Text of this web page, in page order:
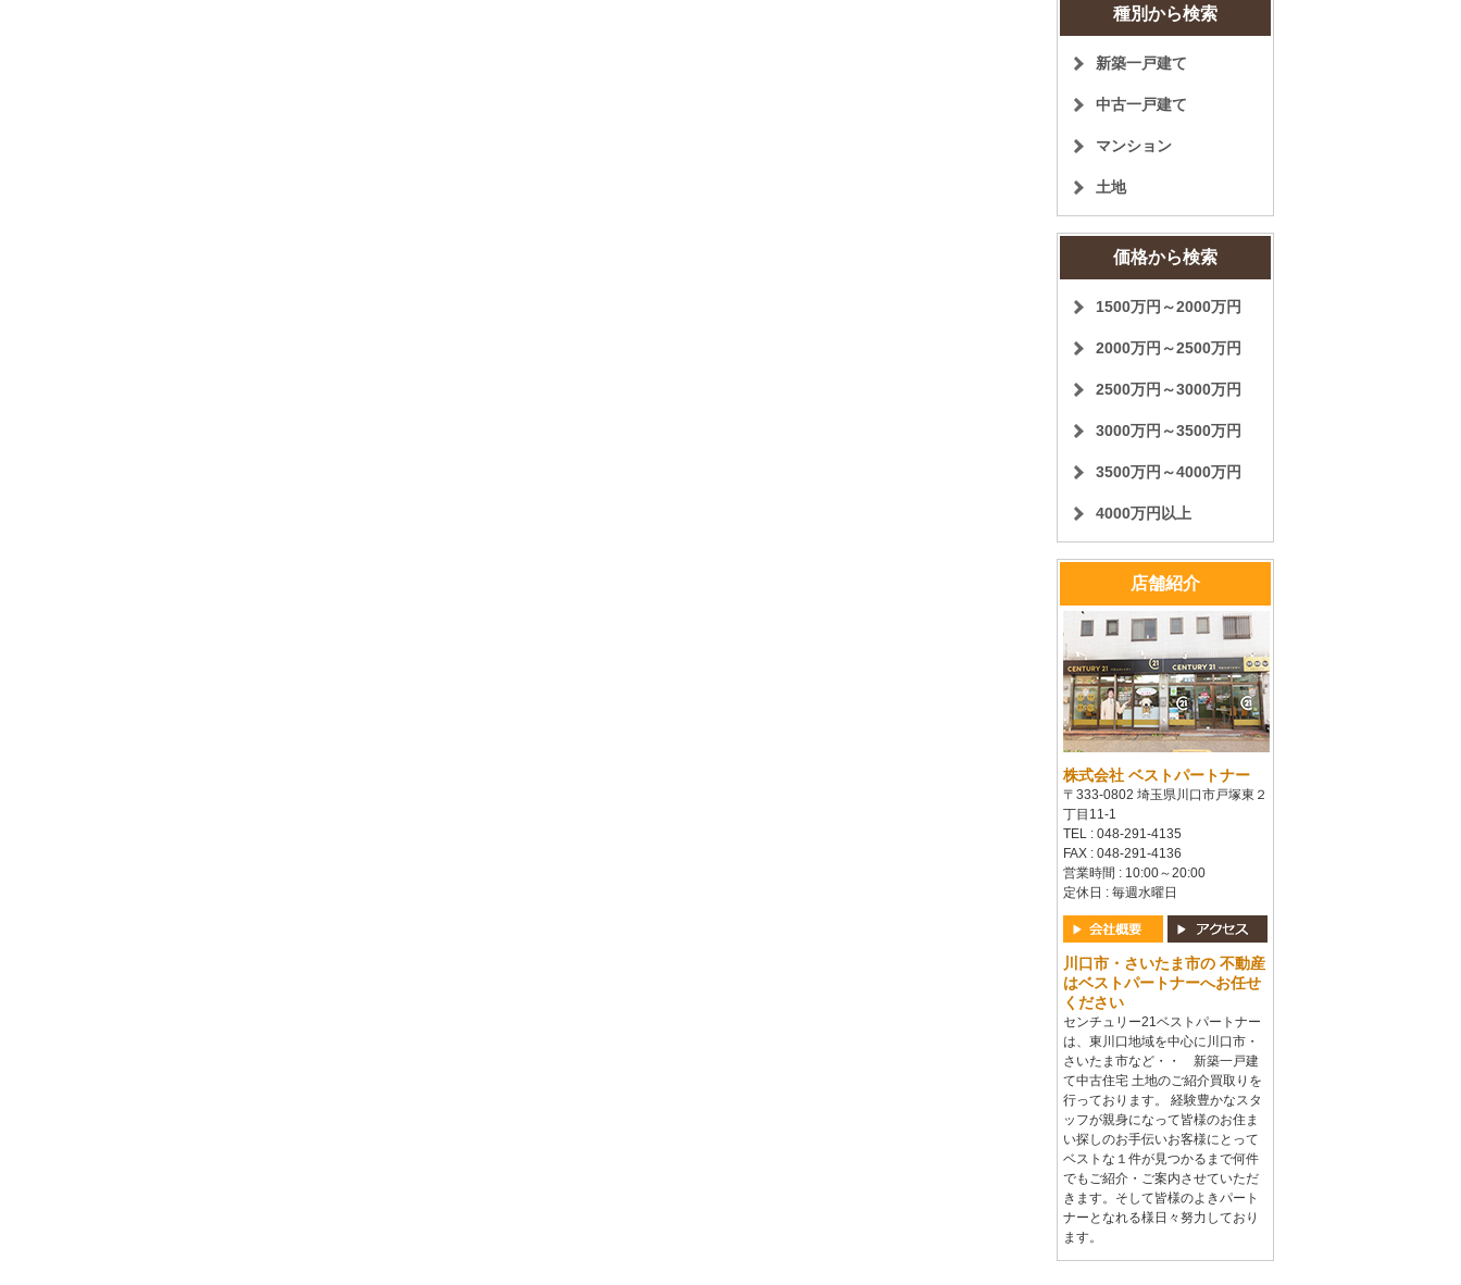
種別から検索
新築一戸建て
中古一戸建て
マンション
土地
価格から検索
1500万円～2000万円
2000万円～2500万円
2500万円～3000万円
3000万円～3500万円
3500万円～4000万円
4000万円以上
店舗紹介
株式会社 ベストパートナー
〒333-0802 埼玉県川口市戸塚東２
丁目11-1
TEL : 048-291-4135
FAX : 048-291-4136
営業時間 : 10:00～20:00
定休日 : 毎週水曜日
川口市・さいたま市の 不動産
はベストパートナーへお任せ
ください
センチュリー21ベストパートナー
は、東川口地域を中心に川口市・
さいたま市など・・ 新築一戸建
て中古住宅 土地のご紹介買取りを
行っております。 経験豊かなスタ
ッフが親身になって皆様のお住ま
い探しのお手伝いお客様にとって
ベストな１件が見つかるまで何件
でもご紹介・ご案内させていただ
きます。そして皆様のよきパート
ナーとなれる様日々努力しており
ます。